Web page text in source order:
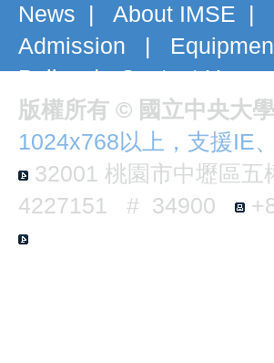
News | About IMSE |
Admission
|
Policy|Contact Us
版權所有 © 國立中央大
1024x768以上，支援IE
32001 桃園市中壢區
4227151 # 34900